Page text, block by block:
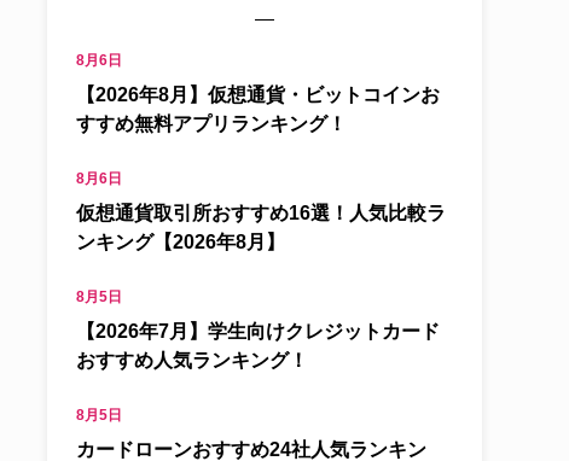
8月6日
【2026年8月】仮想通貨・ビットコインお
すすめ無料アプリランキング！
8月6日
仮想通貨取引所おすすめ16選！人気比較ラ
ンキング【2026年8月】
8月5日
【2026年7月】学生向けクレジットカード
おすすめ人気ランキング！
8月5日
カードローンおすすめ24社人気ランキン